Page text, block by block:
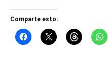
Comparte esto: